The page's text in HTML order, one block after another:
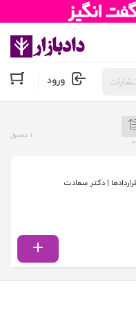
ورود
1 محصول
| دکتر سعادت